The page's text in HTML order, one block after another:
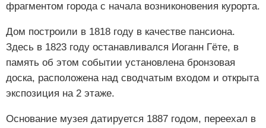
фрагментом города с начала возниконовения курорта.
Дом построили в 1818 году в качестве пансиона.
Здесь в 1823 году останавливался Иоганн Гёте, в
память об этом событии установлена бронзовая
доска, расположена над сводчатым входом и открыта
экспозиция на 2 этаже.
Основание музея датируется 1887 годом, переехал в